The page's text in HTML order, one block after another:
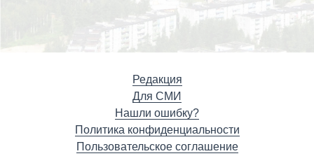
Редакция
Для СМИ
Нашли ошибку?
Политика конфиденциальности
Пользовательское соглашение